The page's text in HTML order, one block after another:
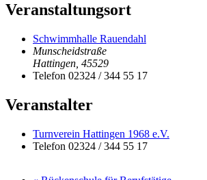
Veranstaltungsort
Schwimmhalle Rauendahl
Munscheidstraße
Hattingen 45529
Telefon 02324 / 344 55 17
Veranstalter
Turnverein Hattingen 1968 e.V.
Telefon 02324 / 344 55 17